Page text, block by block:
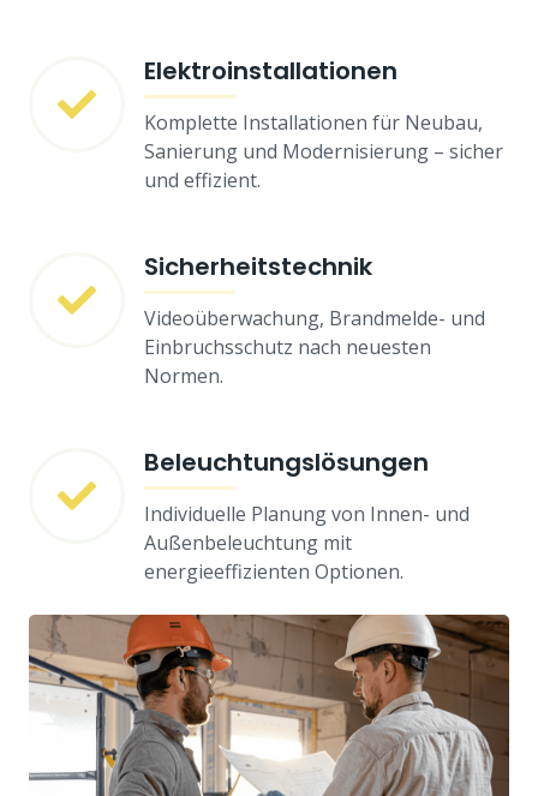
Elektroinstallationen
Komplette Installationen für Neubau,
Sanierung und Modernisierung – sicher
und effizient.
Sicherheitstechnik
Videoüberwachung, Brandmelde- und
Einbruchsschutz nach neuesten
Normen.
Beleuchtungslösungen
Individuelle Planung von Innen- und
Außenbeleuchtung mit
energieeffizienten Optionen.